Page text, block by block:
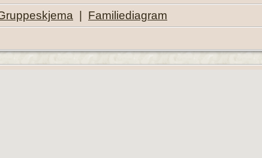
| Familiediagram